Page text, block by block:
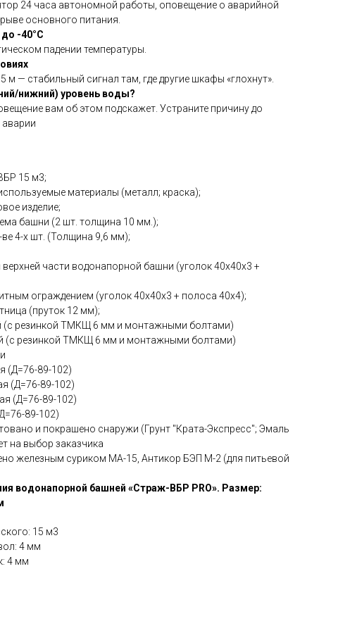
24 часа автономной работы, оповещение о аварийной
основного питания.
-40°C
падении температуры.
м — стабильный сигнал там, где другие шкафы «глохнут».
нижний) уровень воды?
вам об этом подскажет. Устраните причину до
аварии
15 м3;
материалы (металл; краска);
изделие;
башни (2 шт. толщина 10 мм.);
4-х шт. (Толщина 9,6 мм);
верхней части водонапорной башни (уголок 40х40х3 +
ограждением (уголок 40х40х3 + полоса 40х4);
(пруток 12 мм);
(с резинкой ТМКЩ 6 мм и монтажными болтами)
(с резинкой ТМКЩ 6 мм и монтажными болтами)
(Д=76-89-102)
(Д=76-89-102)
(Д=76-89-102)
89-102)
и покрашено снаружи (Грунт "Крата-Экспресс"; Эмаль
на выбор заказчика
железным суриком МА-15, Антикор БЭП М-2 (для питьевой
водонапорной башней «Страж-ВБР PRO». Размер:
15 м3
4 мм
4 мм